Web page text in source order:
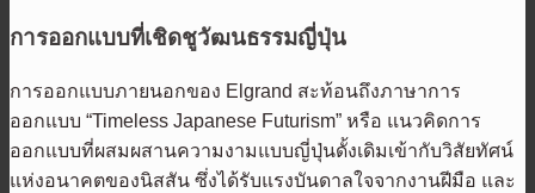
การออกแบบที่เชิดชูวัฒนธรรมญี่ปุ่น
การออกแบบภายนอกของ Elgrand สะท้อนถึงภาษาการ
ออกแบบ “Timeless Japanese Futurism” หรือ แนวคิดการ
ออกแบบที่ผสมผสานความงามแบบญี่ปุ่นดั้งเดิมเข้ากับวิสัยทัศน์
แห่งอนาคตของนิสสัน ซึ่งได้รับแรงบันดาลใจจากงานฝีมือ และ